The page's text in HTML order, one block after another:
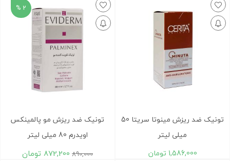
تونیک ضد ریزش مینوتا سریتا 50
میلی لیتر
1,586,000 تومان
2 %
تونیک ضد ریزش مو پالمینکس
اویدرم 80 میلی لیتر
890,000
872,200 تومان